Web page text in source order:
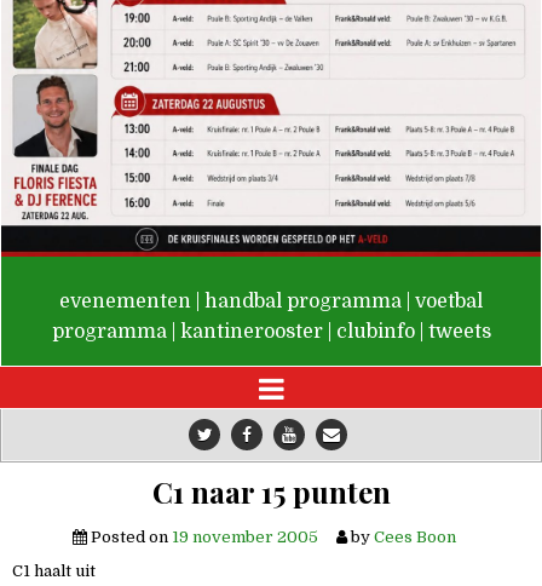
De Valken
evenementen handbal programma
voetbal
programma
kantinerooster clubinfo tweets
C1 naar 15 punten
Posted on 19 november 2005 by Cees Boon
C1 haalt uit